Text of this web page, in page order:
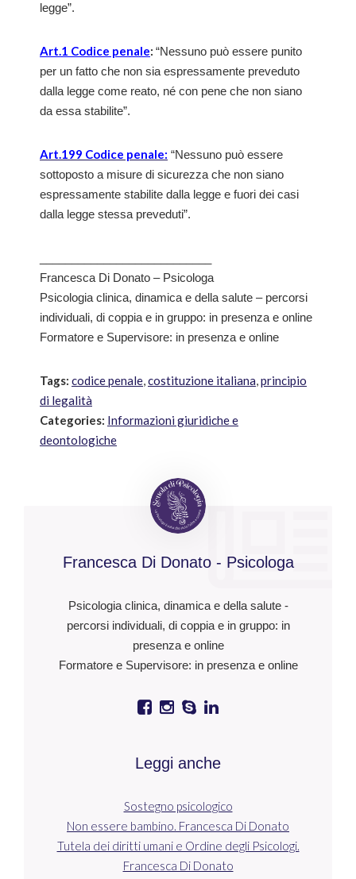
legge”.
Art.1 Codice penale: “Nessuno può essere punito
per un fatto che non sia espressamente preveduto
dalla legge come reato, né con pene che non siano
da essa stabilite”.
Art.199 Codice penale: “Nessuno può essere
sottoposto a misure di sicurezza che non siano
espressamente stabilite dalla legge e fuori dei casi
dalla legge stessa preveduti”.
Francesca Di Donato – Psicologa
Psicologia clinica, dinamica e della salute – percorsi
individuali, di coppia e in gruppo: in presenza e online
Formatore e Supervisore: in presenza e online
Tags: codice penale,costituzione italiana,principio
di legalità
Categories: Informazioni giuridiche e
deontologiche
Francesca Di Donato - Psicologa
Psicologia clinica, dinamica e della salute -
percorsi individuali, di coppia e in gruppo: in
presenza e online
Formatore e Supervisore: in presenza e online
Leggi anche
Sostegno psicologico
Non essere bambino. Francesca Di Donato
Tutela dei diritti umani e Ordine degli Psicologi.
Francesca Di Donato